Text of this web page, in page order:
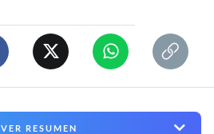
VER RESUMEN